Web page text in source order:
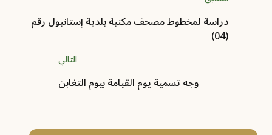
دراسة لمخطوط مصحف مكتبة بلدية إستانبول رقم
(04)
التالي
وجه تسمية يوم القيامة بيوم التغابن